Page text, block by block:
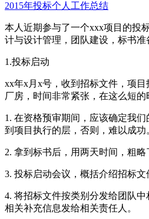
2015年投标个人工作总结
本人近期参与了一个xxx项目的投
计与设计管理，团队建设，标书准
1.投标启动
xx年x月x号，收到招标文件，项
厂房，时间非常紧张，在这么短
1. 在资格预审期间，应该确定我
到项目执行的层，否则，难以成功
2. 拿到标书后，用两天时间，粗
3. 投标启动会议，概括介绍招标
4. 将招标文件按类别分发给团队
相关补充信息发给相关责任人。